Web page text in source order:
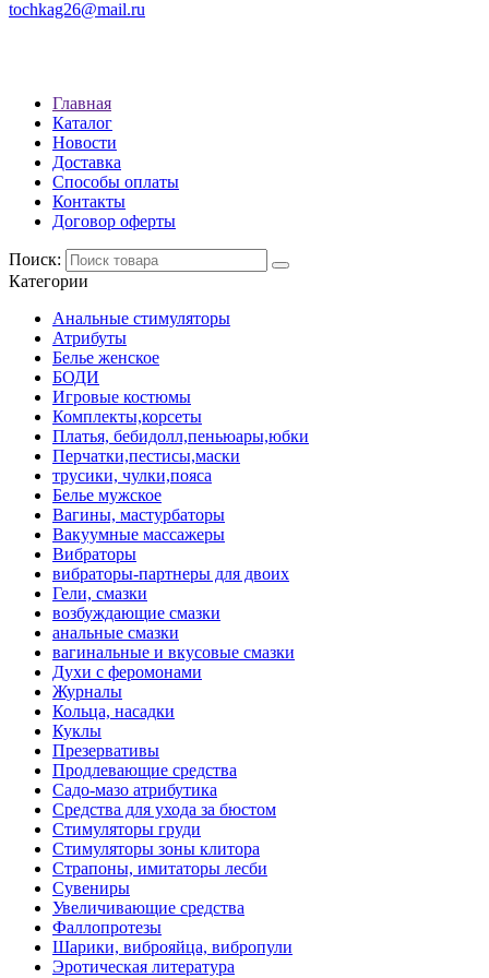
tochkag26@mail.ru
Главная
Каталог
Новости
Доставка
Способы оплаты
Контакты
Договор оферты
Поиск:
Категории
Анальные стимуляторы
Атрибуты
Белье женское
БОДИ
Игровые костюмы
Комплекты,корсеты
Платья, бебидолл,пеньюары,юбки
Перчатки,пестисы,маски
трусики, чулки,пояса
Белье мужское
Вагины, мастурбаторы
Вакуумные массажеры
Вибраторы
вибраторы-партнеры для двоих
Гели, смазки
возбуждающие смазки
анальные смазки
вагинальные и вкусовые смазки
Духи с феромонами
Журналы
Кольца, насадки
Куклы
Презервативы
Продлевающие средства
Садо-мазо атрибутика
Средства для ухода за бюстом
Стимуляторы груди
Стимуляторы зоны клитора
Страпоны, имитаторы лесби
Сувениры
Увеличивающие средства
Фаллопротезы
Шарики, виброяйца, вибропули
Эротическая литература